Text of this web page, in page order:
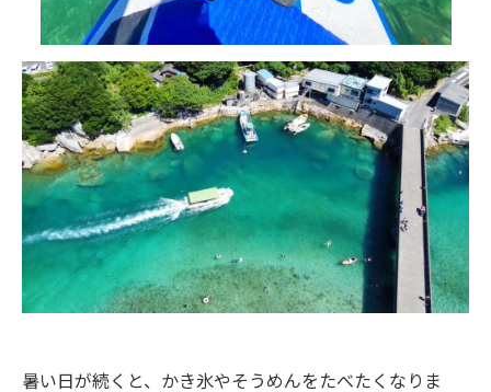
暑い日が続くと、かき氷やそうめんをたべたくなりま